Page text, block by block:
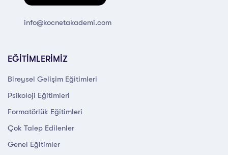
info@kocnetakademi.com
EĞİTİMLERİMİZ
Bireysel Gelişim Eğitimleri
Psikoloji Eğitimleri
Formatörlük Eğitimleri
Çok Talep Edilenler
Genel Eğitimler